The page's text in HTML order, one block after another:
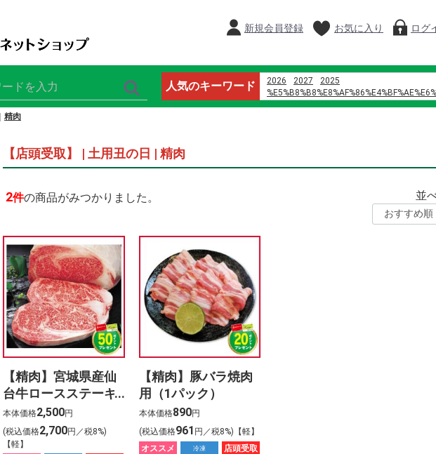
新規会員登録 お気に入り ログ
人気のキーワード 2026 2027
2025
%D8%A7%D9%84%D9%86%D8%B5%D9%84
%D8%A7%D9%84%D9%81%D8%B5%D9%84
精肉
【店頭受取】 | 土用丑の日 | 精肉
2件の商品がみつかりました。 並
【精肉】宮城県産仙
台牛ロースステーキ
用（1パック）
本体価格2,500円
(税込価格2,700円／税8%)
【軽】
【精肉】豚バラ焼肉
用（1パック）
本体価格890円
(税込価格961 円／税8%)【軽】
オススメ
冷凍 店頭受取